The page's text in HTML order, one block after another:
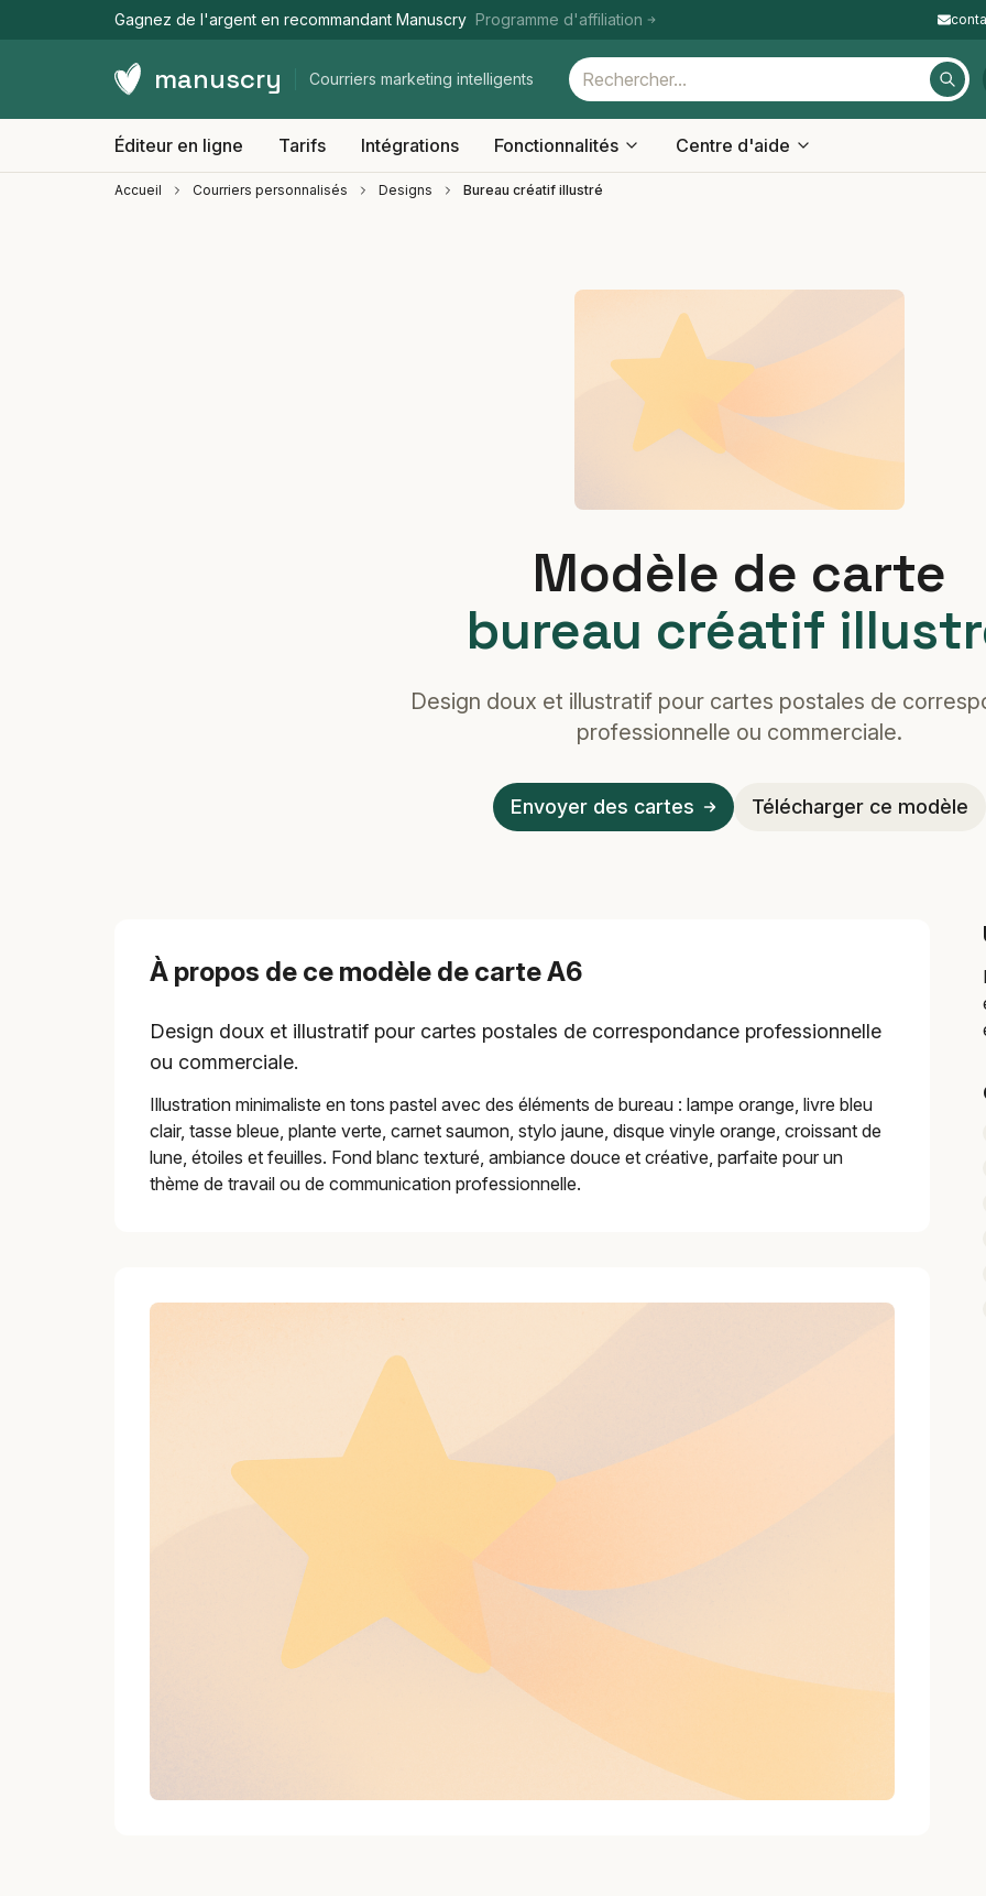
Gagnez de l'argent en recommandant Manuscry Programme d'affiliation
manuscry Courriers marketing intelligents
Éditeur en ligne Tarifs Intégrations Fonctionnalités Centre d'aide
Accueil Courriers personnalisés Designs Bureau créatif illustré
Modèle de carte
bureau créatif
Design doux et illustratif pour cartes postales de
professionnelle ou commerciale.
Envoyer des cartes Télécharger ce modèle
À propos de ce modèle de carte A6
Design doux et illustratif pour cartes postales de correspondance professionnelle
ou commerciale.
Illustration minimaliste en tons pastel avec des éléments de bureau : lampe orange, livre bleu
clair, tasse bleue, plante verte, carnet saumon, stylo jaune, disque vinyle orange, croissant de
lune, étoiles et feuilles. Fond blanc texturé, ambiance douce et créative, parfaite pour un
thème de travail ou de communication professionnelle.